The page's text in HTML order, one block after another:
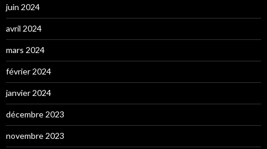
juin 2024
avril 2024
mars 2024
février 2024
janvier 2024
décembre 2023
novembre 2023